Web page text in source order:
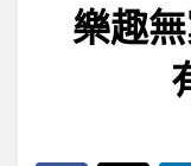
樂趣